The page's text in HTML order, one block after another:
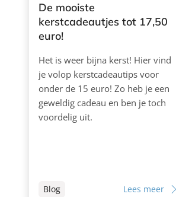
De mooiste
kerstcadeautjes tot 17,50
euro!
Het is weer bijna kerst! Hier vind
je volop kerstcadeautips voor
onder de 15 euro! Zo heb je een
geweldig cadeau en ben je toch
voordelig uit.
Blog Lees meer